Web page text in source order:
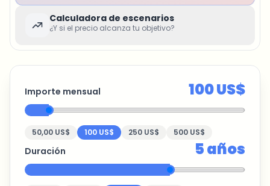
Calculadora de escenarios
¿Y si el precio alcanza tu objetivo?
Importe mensual 100 US$
50,00 US$ 100 US$ 250 US$ 500 US$
Duración 5años